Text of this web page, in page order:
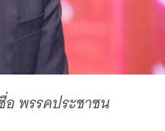
พรรคประชาชน